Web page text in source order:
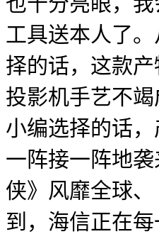
工具送本人了
择的话，这款
投影机手艺不
小编选择的话
一阵接一阵地
侠》风靡全球
到，海信正在